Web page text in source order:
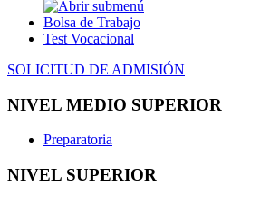
Bolsa de Trabajo
Test Vocacional
SOLICITUD DE ADMISIÓN
NIVEL MEDIO SUPERIOR
Preparatoria
NIVEL SUPERIOR